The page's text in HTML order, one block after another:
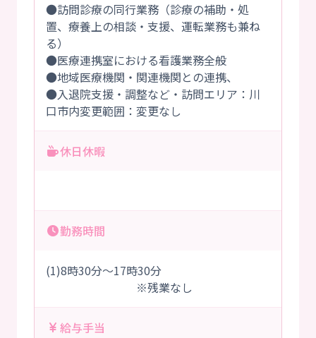
●訪問診療の同行業務（診療の補助・処
置、療養上の相談・支援、運転業務も兼ね
る）
●医療連携室における看護業務全般
●地域医療機関・関連機関との連携、
●入退院支援・調整など・訪問エリア：川
口市内変更範囲：変更なし
休日休暇
勤務時間
(1)8時30分～17時30分
※残業なし
給与手当